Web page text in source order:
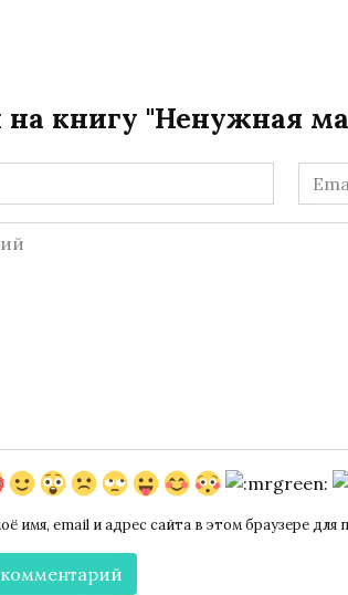
книгу "Ненужная
Email
*
имя, email и адрес сайта в этом браузере